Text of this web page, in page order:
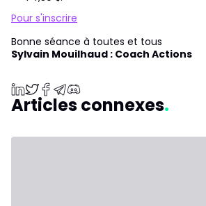
Pour s'inscrire
Bonne séance à toutes et tous
Sylvain Mouilhaud : Coach Actions
Articles connexes